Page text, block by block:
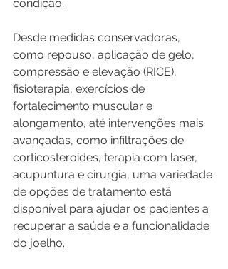
condição.
Desde medidas conservadoras,
como repouso, aplicação de gelo,
compressão e elevação (RICE),
fisioterapia, exercícios de
fortalecimento muscular e
alongamento, até intervenções mais
avançadas, como infiltrações de
corticosteroides, terapia com laser,
acupuntura e cirurgia, uma variedade
de opções de tratamento está
disponível para ajudar os pacientes a
recuperar a saúde e a funcionalidade
do joelho.